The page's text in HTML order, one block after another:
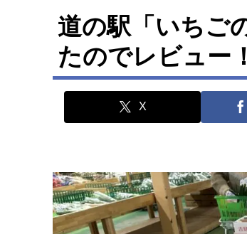
道の駅「いちご
たのでレビュー！
X